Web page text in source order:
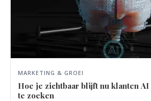
MARKETING & GROEI
Hoe je zichtbaar blijft nu klanten
te zoeken